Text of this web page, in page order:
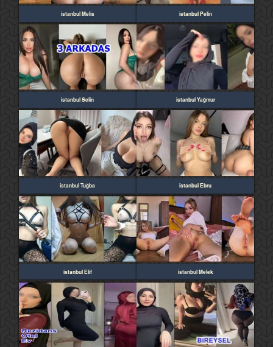
istanbul Melis istanbul Pelin
istanbul Selin istanbul Yağmur
istanbul Tuğba istanbul Ebru
istanbul Elif istanbul Melek